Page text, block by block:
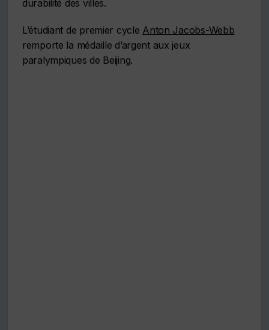
durabilité des villes.
L’étudiant de premier cycle Anton Jacobs-Webb
remporte la médaille d’argent aux jeux
paralympiques de Beijing.